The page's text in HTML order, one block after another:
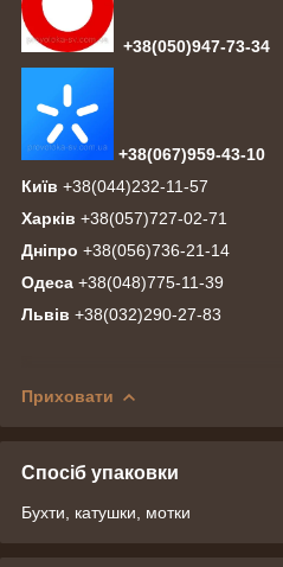
+38(050)947-73-34
+38(067)959-43-10
Київ +38(044)232-11-57
Харків +38(057)727-02-71
Дніпро +38(056)736-21-14
Одеса +38(048)775-11-39
Львів +38(032)290-27-83
Приховати
Спосіб упаковки
Бухти, катушки, мотки